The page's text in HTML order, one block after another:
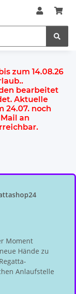
zum 14.08.26
.
bearbeitet
. Aktuelle
24.07.noch
an
Moment
Hände zu
Anlaufstelle